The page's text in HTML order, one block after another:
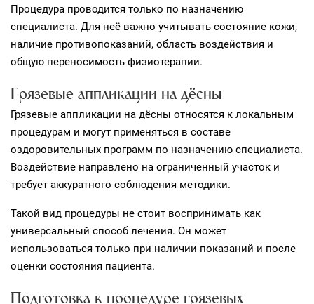
Процедура проводится только по назначению
специалиста. Для неё важно учитывать состояние кожи,
наличие противопоказаний, область воздействия и
общую переносимость физиотерапии.
Грязевые аппликации на дёсны
Грязевые аппликации на дёсны относятся к локальным
процедурам и могут применяться в составе
оздоровительных программ по назначению специалиста.
Воздействие направлено на ограниченный участок и
требует аккуратного соблюдения методики.
Такой вид процедуры не стоит воспринимать как
универсальный способ лечения. Он может
использоваться только при наличии показаний и после
оценки состояния пациента.
Подготовка к процедуре грязевых